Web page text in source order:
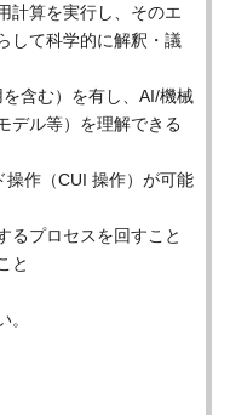
計算を実行し、そのエ
して科学的に解釈・議
含む）を有し、AI/機械
デル等）を理解できる
操作（CUI 操作）が可能
るプロセスを回すこと
と